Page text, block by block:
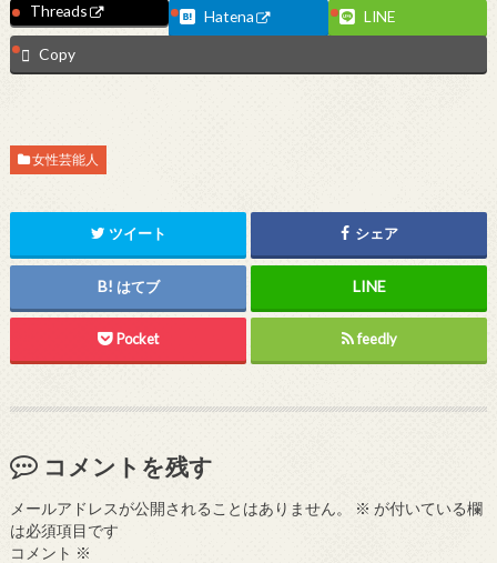
Threads
Hatena
LINE
Copy
女性芸能人
ツイート シェア
はてブ
Pocket feedly
コメントを残す
メールアドレスが公開されることはありません。 ※ が付いている欄
は必須項目です
コメント ※